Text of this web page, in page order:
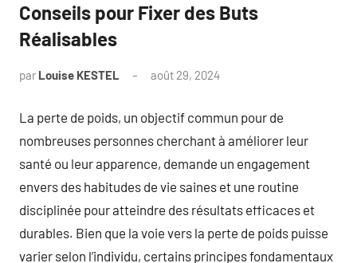
Conseils pour Fixer des Buts
Réalisables
par Louise KESTEL août 29, 2024
La perte de poids, un objectif commun pour de
nombreuses personnes cherchant à améliorer leur
santé ou leur apparence, demande un engagement
envers des habitudes de vie saines et une routine
disciplinée pour atteindre des résultats efficaces et
durables. Bien que la voie vers la perte de poids puisse
varier selon l’individu, certains principes fondamentaux